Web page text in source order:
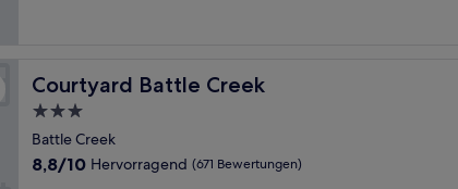
Courtyard Battle Creek
Courtyard Battle Creek
3.0-
Sterne-
Unterkunft
Battle Creek
8.8
8,8/10 Hervorragend (671 Bewertungen)